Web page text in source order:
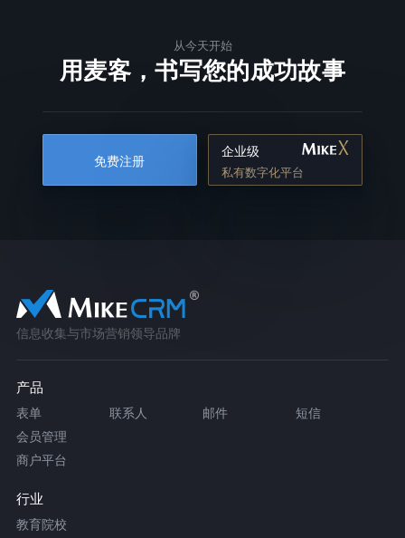
从今天开始
用麦客，书写您的成功故事
免费注册
企业级
私有数字化平台
信息收集与市场营销领导品牌
产品
表单 联系人 邮件
短信
会员管理
商户平台
行业
教育院校